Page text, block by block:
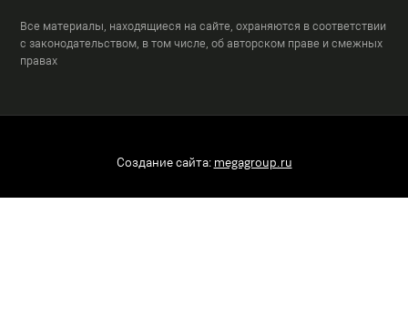
Все материалы, находящиеся на сайте, охраняются в соответствии
с законодательством, в том числе, об авторском праве и смежных
правах
Создание сайта: megagroup.ru